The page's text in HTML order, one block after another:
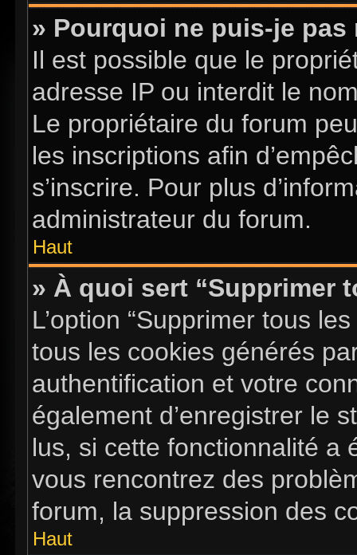
» Pourquoi ne puis-je pas
Il est possible que le
adresse IP ou interdit le
Le propriétaire du forum
les inscriptions afin
s’inscrire. Pour plus
administrateur du forum.
Haut
» À quoi sert “Supprimer
L’option “Supprimer tous
tous les cookies générés
authentification et votre
également d’enregistrer le
lus, si cette fonctionnalité a
vous rencontrez des
forum, la suppression des
Haut